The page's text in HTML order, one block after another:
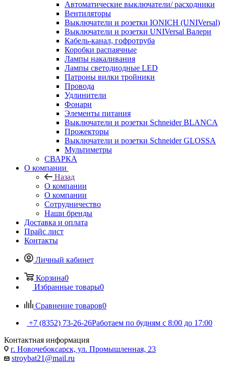
Автоматические выключатели/ расходники
Вентиляторы
Выключатели и розетки IONICH (UNIVersal)
Выключатели и розетки UNIVersal Валери
Кабель-канал, гофротруба
Коробки распаячные
Лампы накаливания
Лампы светодиодные LED
Патроны вилки тройники
Провода
Удлинители
Фонари
Элементы питания
Выключатели и розетки Schneider BLANCA
Прожекторы
Выключатели и розетки Schneider GLOSSA
Мультиметры
СВАРКА
О компании
Назад
О компании
О компании
Сотрудничество
Наши бренды
Доставка и оплата
Прайс лист
Контакты
Личный кабинет
Корзина0
Избранные товары0
Сравнение товаров0
+7 (8352) 73-26-26Работаем по будням с 8:00 до 17:00
Контактная информация
г. Новочебоксарск, ул. Промышленная, 23
stroybat21@mail.ru